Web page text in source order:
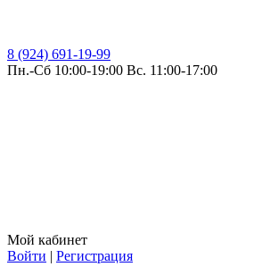
8 (924) 691-19-99
Пн.-Сб 10:00-19:00 Вс. 11:00-17:00
Мой кабинет
Войти | Регистрация